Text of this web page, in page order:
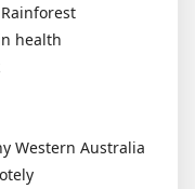
health
Western Australia